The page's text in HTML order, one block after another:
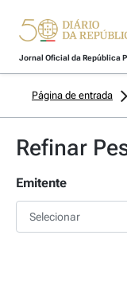
Jornal Oficial da República
Página de entrada
Refinar
Emitente
Selecionar